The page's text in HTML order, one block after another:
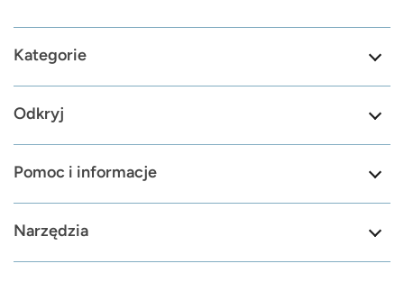
Kategorie
Odkryj
Pomoc i informacje
Narzędzia